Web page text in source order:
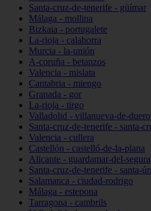
Santa-cruz-de-tenerife - güímar
Málaga - mollina
Bizkaia - portugalete
La-rioja - calahorra
Murcia - la-unión
A-coruña - betanzos
Valencia - mislata
Cantabria - miengo
Granada - gor
La-rioja - tirgo
Valladolid - villanueva-de-duero
Santa-cruz-de-tenerife - santa-
Valencia - cullera
Castellón - castelló-de-la-plana
Alicante - guardamar-del-segura
Santa-cruz-de-tenerife - santa-
Salamanca - ciudad-rodrigo
Málaga - estepona
Tarragona - cambrils